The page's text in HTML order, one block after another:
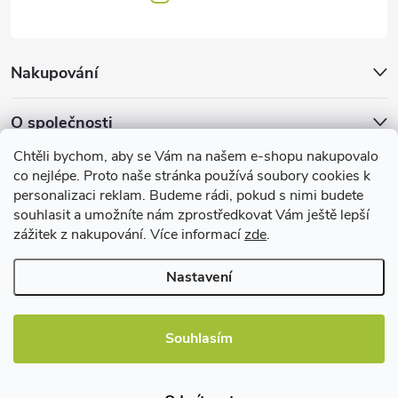
Chtěli bychom, aby se Vám na našem e-shopu nakupovalo
co nejlépe. Proto naše stránka používá soubory cookies k
personalizaci reklam. Budeme rádi, pokud s nimi budete
souhlasit a umožníte nám zprostředkovat Vám ještě lepší
zážitek z nakupování. Více informacízde.
Nastavení
Souhlasím
u
Nakupování
O společnosti
Facebook
Užitečné informace